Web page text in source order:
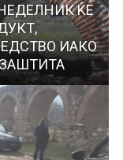
ЌЕ
ИАКО